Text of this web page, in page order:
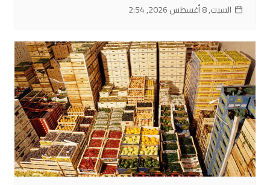
السبت, 8 أغسطس 2026, 2:54